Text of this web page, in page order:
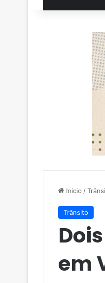
Inicio /
Trânsito
em